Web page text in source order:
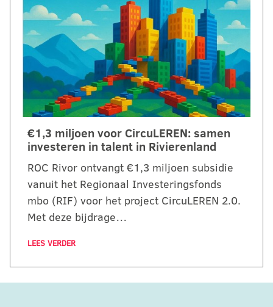
€1,3 miljoen voor CircuLEREN: samen
investeren in talent in Rivierenland
ROC Rivor ontvangt €1,3 miljoen subsidie
vanuit het Regionaal Investeringsfonds
mbo (RIF) voor het project CircuLEREN 2.0.
Met deze bijdrage…
LEES VERDER